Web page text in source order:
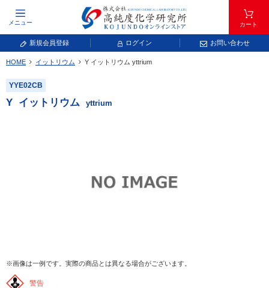
メニュー カート
新規会員登録 ログイン お問い合わせ
元素記号で検索する
元素周期表をタップすると、拡大表示されます。拡大した表から元素記号をタップ
し、一覧へ移動してください。
キーワードで検索する
HOME イットリウム Y イットリウム yttrium
YYE02CB
Y イットリウム yttrium
※画像は一例です。実際の商品とは異なる場合がございます。
警告